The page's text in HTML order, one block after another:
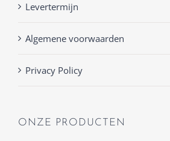
Levertermijn
Algemene voorwaarden
Privacy Policy
ONZE PRODUCTEN